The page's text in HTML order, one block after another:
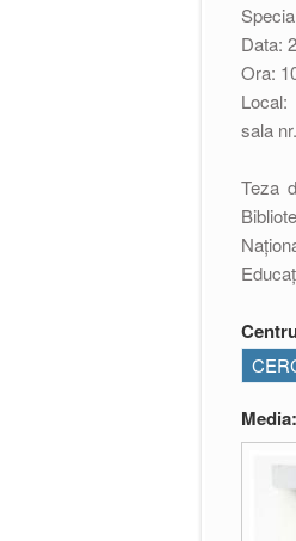
Data:
Ora:
Local:
sala
Teza
Media: